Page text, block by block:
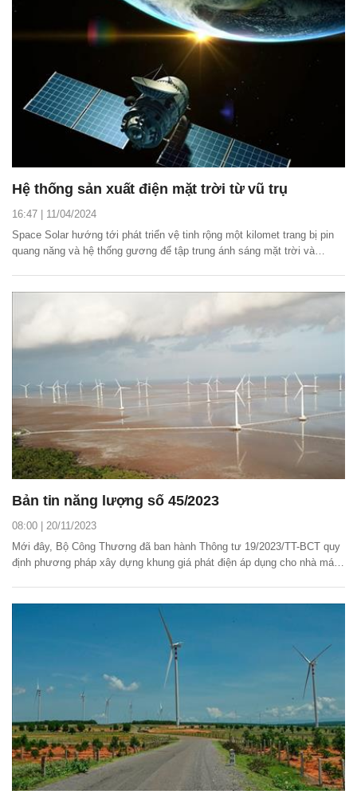
Hệ thống sản xuất điện mặt trời từ vũ trụ
16:47 | 11/04/2024
Space Solar hướng tới phát triển vệ tinh rộng một kilomet trang bị pin
quang năng và hệ thống gương để tập trung ánh sáng mặt trời và
Bản tin năng lượng số 45/2023
08:00 | 20/11/2023
Mới đây, Bộ Công Thương đã ban hành Thông tư 19/2023/TT-BCT quy
định phương pháp xây dựng khung giá phát điện áp dụng cho nhà máy